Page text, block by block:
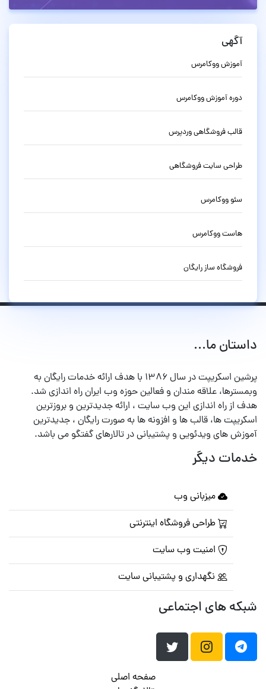
آگهی
آموزش ووکامرس
دوره آموزش ووکامرس
قالب فروشگاهی وردپرس
طراحی سایت فروشگاهی
سئو ووکامرس
هاست ووکامرس
فروشگاه ساز رایگان
داستان ما...
پرشین اسکریپت در سال ۱۳۸۶ با هدف ارائه خدمات رایگان به
وبمسترها، علاقه مندان و فعالین حوزه وب ایران راه اندازی شد.
هدف از راه اندازی این وب سایت ، ارائه جدیدترین و بروزترین
اسکریپت ها، قالب ها و افزونه ها به صورت رایگان ، جدیدترین
آموزش های ویدئویی و پشتیبانی در تالارهای گفتگو می باشد.
خدمات دیگر
میزبانی وب
طراحی فروشگاه اینترنتی
امنیت وب سایت
نگهداری و پشتیبانی سایت
شبکه های اجتماعی
صفحه اصلی